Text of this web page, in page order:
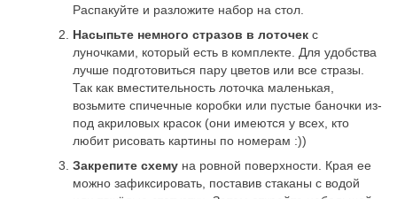
Распакуйте и разложите набор на стол.
Насыпьте немного стразов в лоточек с
луночками, который есть в комплекте. Для удобства
лучше подготовиться пару цветов или все стразы.
Так как вместительность лоточка маленькая,
возьмите спичечные коробки или пустые баночки из-
под акриловых красок (они имеются у всех, кто
любит рисовать картины по номерам :))
Закрепите схему на ровной поверхности. Края ее
можно зафиксировать, поставив стаканы с водой